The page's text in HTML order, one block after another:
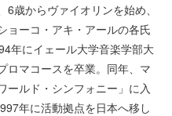
歳からヴァイオリンを始め、
ョーコ・アキ・アールの各氏
年にイェール大学音楽学部大
ロマコースを卒業。同年、マ
ールド・シンフォニー」に入
年に活動拠点を日本へ移し